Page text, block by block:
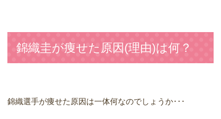
錦織圭が痩せた原因(理由)は何？
錦織選手が痩せた原因は一体何なのでしょうか･･･